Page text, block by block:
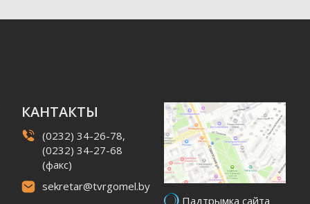
КАНТАКТЫ
(0232) 34-26-78,
(0232) 34-27-68
(факс)
sekretar@tvrgomel.by
Падтрымка сайта